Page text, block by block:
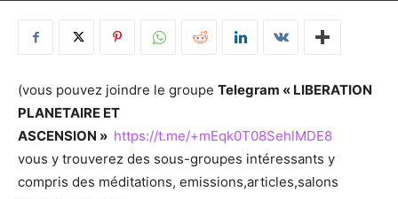
(vous pouvez joindre le groupe Telegram « LIBERATION
PLANETAIRE ET
ASCENSION » https://t.me/+mEqk0T08SehlMDE8
vous y trouverez des sous-groupes intéressants y
compris des méditations, emissions,articles,salons